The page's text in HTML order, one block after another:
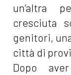
un’altra
cresciuta
genitori,
città di
Dopo